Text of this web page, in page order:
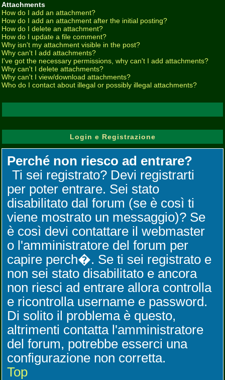
Attachments
How do I add an attachment?
How do I add an attachment after the initial posting?
How do I delete an attachment?
How do I update a file comment?
Why isn't my attachment visible in the post?
Why can't I add attachments?
I've got the necessary permissions, why can't I add attachments?
Why can't I delete attachments?
Why can't I view/download attachments?
Who do I contact about illegal or possibly illegal attachments?
Login e Registrazione
Perché non riesco ad entrare?
Ti sei registrato? Devi registrarti
per poter entrare. Sei stato
disabilitato dal forum (se è così ti
viene mostrato un messaggio)? Se
è così devi contattare il webmaster
o l'amministratore del forum per
capire perch�. Se ti sei registrato e
non sei stato disabilitato e ancora
non riesci ad entrare allora controlla
e ricontrolla username e password.
Di solito il problema è questo,
altrimenti contatta l'amministratore
del forum, potrebbe esserci una
configurazione non corretta.
Top